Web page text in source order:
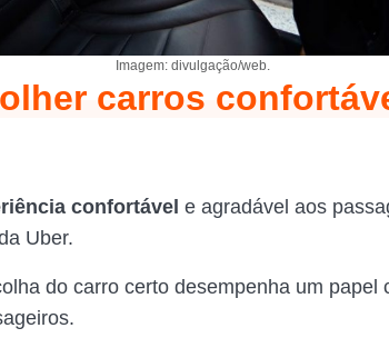
Imagem: divulgação/web.
carros
confortável e agradável aos
Uber.
do carro certo desempenha um papel